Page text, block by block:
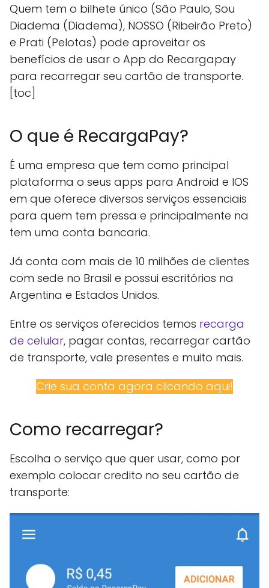
Quem tem o bilhete único (São Paulo, Sou
Diadema (Diadema), NOSSO (Ribeirão Preto)
e Prati (Pelotas) pode aproveitar os
benefícios de usar o App do Recargapay
para recarregar seu cartão de transporte.
[toc]
O que é RecargaPay?
É uma empresa que tem como principal
plataforma o seus apps para Android e IOS
em que oferece diversos serviços essenciais
para quem tem pressa e principalmente na
tem uma conta bancaria.
Já conta com mais de 10 milhões de clientes
com sede no Brasil e possui escritórios na
Argentina e Estados Unidos.
Entre os serviços oferecidos temos recarga
de celular, pagar contas, recarregar cartão
de transporte, vale presentes e muito mais.
Crie sua conta agora clicando aqui!
Como recarregar?
Escolha o serviço que quer usar, como por
exemplo colocar credito no seu cartão de
transporte: